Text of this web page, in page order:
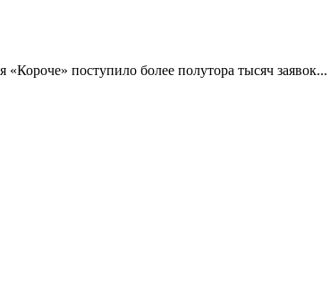
поступило более полутора тысяч заявок...